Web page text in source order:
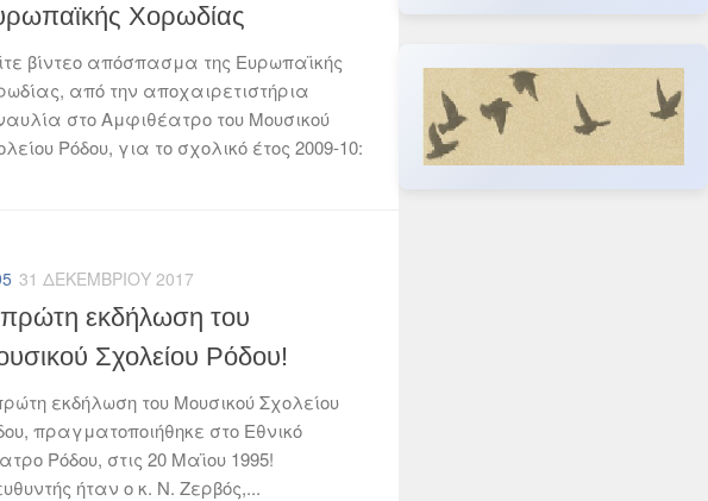
Χορωδίας
βίντεο απόσπασμα της Ευρωπαϊκής
από την αποχαιρετιστήρια
στο Αμφιθέατρο του Μουσικού
Ρόδου, για το σχολικό έτος 2009-10:
31 ΔΕΚΕΜΒΡΊΟΥ 2017
εκδήλωση του
Σχολείου Ρόδου!
εκδήλωση του Μουσικού Σχολείου
πραγματοποιήθηκε στο Εθνικό
Ρόδου, στις 20 Μαϊου 1995!
ήταν ο κ. Ν. Ζερβός,...